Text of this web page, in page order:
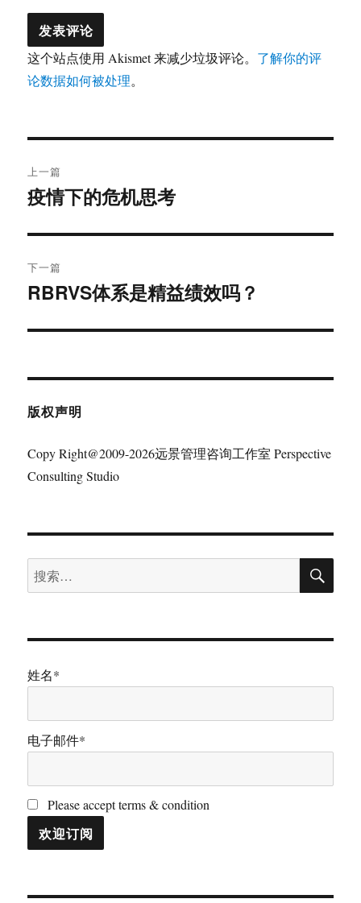
这个站点使用 Akismet 来减少垃圾评论。 了解你的评
论数据如何被处理。
章
航
上一篇
上
文
章：
疫情下的危机思考
下一篇
下
文
RBRVS体系是精益绩效吗？
版权声明
Copy Right@2009-2026远景管理咨询工作室 Perspective
Consulting Studio
搜
索：
搜
姓名*
电子邮件*
Please accept terms & condition